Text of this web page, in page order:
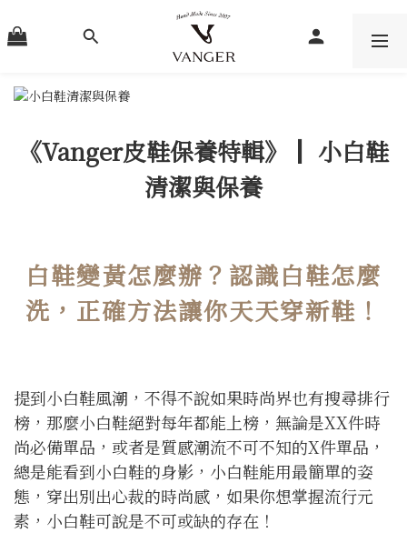
《Vanger皮鞋保養特輯》║ 小白鞋
清潔與保養
白鞋變黃怎麼辦？認識白鞋怎麼
洗，正確方法讓你天天穿新鞋！
提到小白鞋風潮，不得不說如果時尚界也有搜尋排行
榜，那麼小白鞋絕對每年都能上榜，無論是XX件時
尚必備單品，或者是質感潮流不可不知的X件單品，
總是能看到小白鞋的身影，小白鞋能用最簡單的姿
態，穿出別出心裁的時尚感，如果你想掌握流行元
素，小白鞋可說是不可或缺的存在！